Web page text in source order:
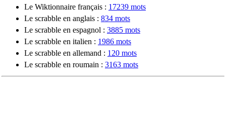
Le Wiktionnaire français : 17239 mots
Le scrabble en anglais : 834 mots
Le scrabble en espagnol : 3885 mots
Le scrabble en italien : 1986 mots
Le scrabble en allemand : 120 mots
Le scrabble en roumain : 3163 mots